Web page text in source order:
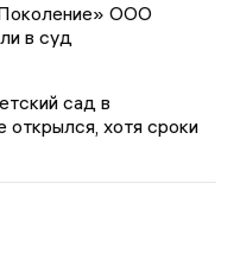
ООО
в суд
сад в
открылся, хотя сроки